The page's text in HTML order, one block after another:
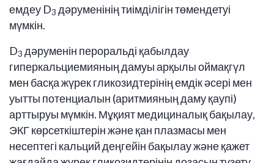
емдеу D3 дәруменінің тиімділігін төмендетуі
мүмкін.
D3 дәруменін пероральді қабылдау
гиперкальциемияның дамуы арқылы оймақгүл
мен басқа жүрек гликозидтерінің емдік әсері мен
уытты потенциалын (аритмияның даму қаупі)
арттыруы мүмкін. Мұқият медициналық бақылау,
ЭКГ көрсеткіштерін және қан плазмасы мен
несептегі кальций деңгейін бақылау және қажет